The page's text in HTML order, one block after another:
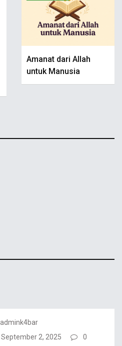
Amanat dari Allah
untuk Manusia
admink4bar
September 2, 2025
0